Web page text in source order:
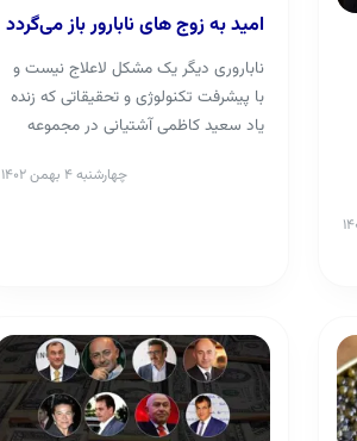
امید به زوج‌ های نابارور باز می‌گردد
ناباروری دیگر یک مشکل لاعلاج نیست و
با پیشرفت تکنولوژی و تحقیقاتی که زنده
یاد سعید کاظمی آشتیانی در مجموعه
چهارشنبه ۴ بهمن ۱۴۰۲